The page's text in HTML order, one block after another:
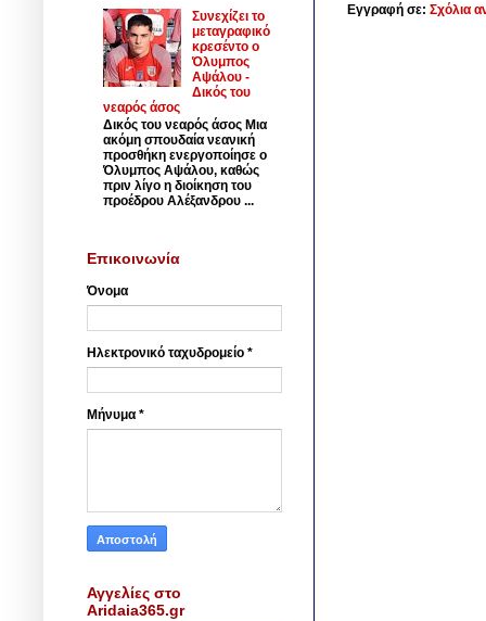
Εγγραφή σε: Σχόλια
Συνεχίζει το
μεταγραφικό
κρεσέντο ο
Όλυμπος
Αψάλου -
Δικός του
νεαρός άσος
Δικός του νεαρός άσος Μια
ακόμη σπουδαία νεανική
προσθήκη ενεργοποίησε ο
Όλυμπος Αψάλου, καθώς
πριν λίγο η διοίκηση του
προέδρου Αλέξανδρου ...
Επικοινωνία
Όνομα
Ηλεκτρονικό ταχυδρομείο *
Μήνυμα *
Αγγελίες στο
Aridaia365.gr